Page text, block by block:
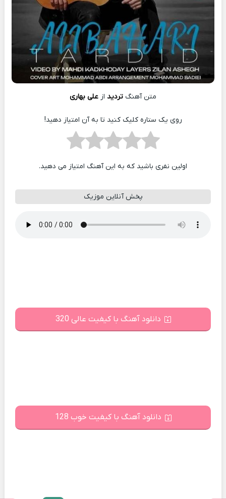
متن آهنگ تردید از علی بهاری
روی یک ستاره کلیک کنید تا به آن امتیاز دهید!
اولین نفری باشید که به این آهنگ امتیاز می دهید.
پخش آنلاین موزیک
دانلود آهنگ با کیفیت عالی 320
دانلود آهنگ با کیفیت خوب 128